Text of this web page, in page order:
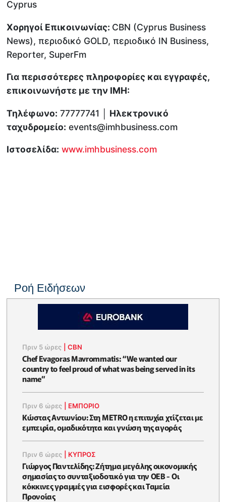
Cyprus
Χορηγοί Επικοινωνίας: CBN (Cyprus Business
News), περιοδικό GOLD, περιοδικό ΙΝ Βusiness,
Reporter, SuperFm
Για περισσότερες πληροφορίες και εγγραφές,
επικοινωνήστε με την ΙΜΗ:
Τηλέφωνο: 77777741
│ Ηλεκτρονικό
ταχυδρομείο: events@imhbusiness.com
Ιστοσελίδα: www.imhbusiness.com
Ροή Ειδήσεων
Πριν 5 ώρες |CBN
Chef Evagoras Mavrommatis: “We wanted our
country to feel proud of what was being served in its
name”
Πριν 6 ώρες ΕΜΠΟΡΙΟ
Κώστας Αντωνίου: Στη METRO η επιτυχία χτίζεται με
εμπειρία, ομαδικότητα και γνώση της αγοράς
Πριν 6 ώρες ΚΥΠΡΟΣ
Γιώργος Παντελίδης: Ζήτημα μεγάλης οικονομικής
σημασίας το συνταξιοδοτικό για την ΟΕΒ - Οι
κόκκινες γραμμές για εισφορές και Ταμεία
Προνοίας